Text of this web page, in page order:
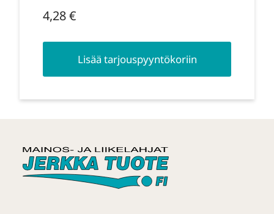
4,28€
Lisää tarjouspyyntökoriin